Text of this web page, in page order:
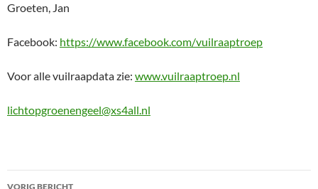
Groeten, Jan
Facebook: https://www.facebook.com/vuilraaptroep
Voor alle vuilraapdata zie: www.vuilraaptroep.nl
lichtopgroenengeel@xs4all.nl
Bericht
VORIG BERICHT